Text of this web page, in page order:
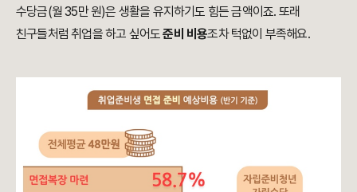
수당금(월 35만 원)은 생활을 유지하기도 힘든 금액이죠. 또래
친구들처럼 취업을 하고 싶어도준비 비용조차 턱없이 부족해요.